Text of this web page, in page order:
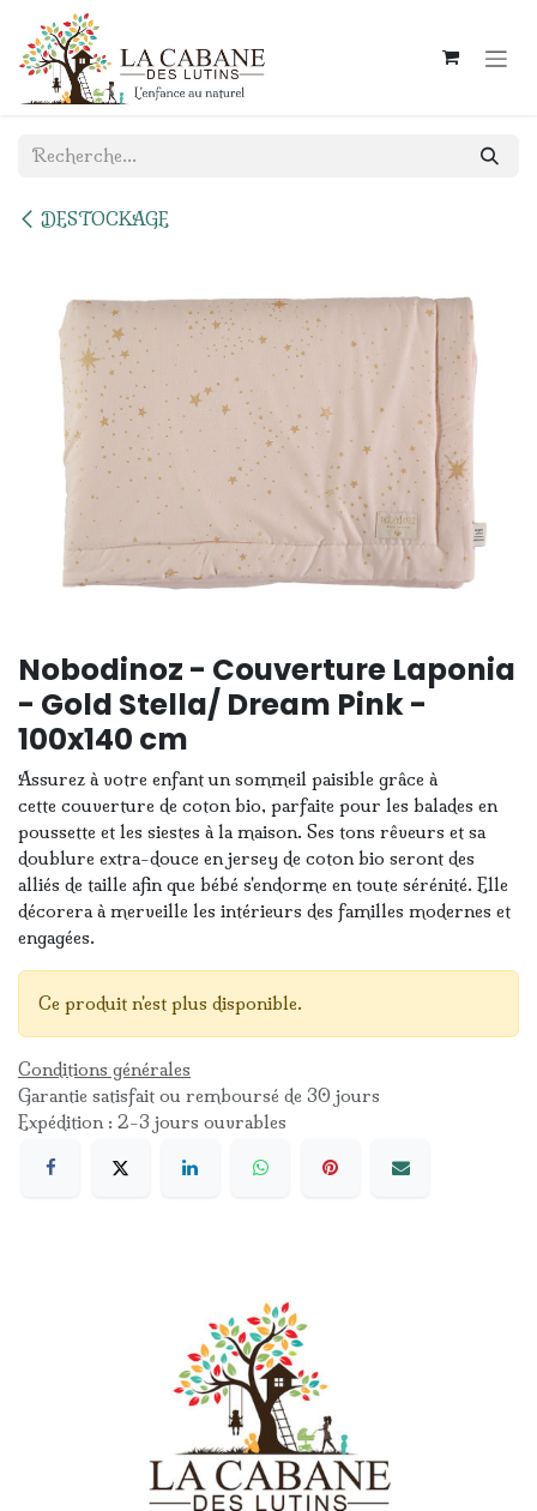
Se rendre au contenu
DESTOCKAGE
Nobodinoz - Couverture Laponia
- Gold Stella/ Dream Pink -
100x140 cm
Assurez à votre enfant un sommeil paisible grâce à
cette couverture de coton bio, parfaite pour les balades en
poussette et les siestes à la maison. Ses tons rêveurs et sa
doublure extra-douce en jersey de coton bio seront des
alliés de taille afin que bébé s'endorme en toute sérénité. Elle
décorera à merveille les intérieurs des familles modernes et
engagées.
Ce produit n'est plus disponible.
Conditions générales
Garantie satisfait ou remboursé de 30 jours
Expédition : 2-3 jours ouvrables